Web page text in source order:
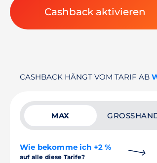
Cashback aktivieren
CASHBACK HÄNGT VOM TARIF AB
MAX
Wie bekomme ich +2 %
auf alle diese Tarife?